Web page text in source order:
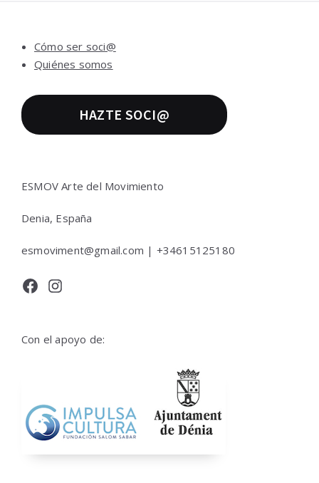
Cómo ser soci@
Quiénes somos
HAZTE SOCI@
ESMOV Arte del Movimiento
Denia, España
esmoviment@gmail.com | +34615125180
Facebook
Instagram
Con el apoyo de: